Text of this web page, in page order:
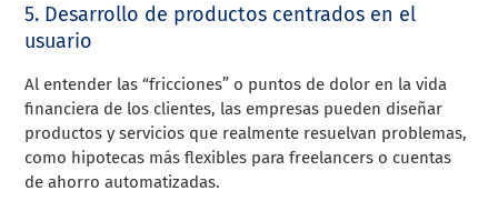
5. Desarrollo de productos centrados en el
usuario
Al entender las “fricciones” o puntos de dolor en la vida
financiera de los clientes, las empresas pueden diseñar
productos y servicios que realmente resuelvan problemas,
como hipotecas más flexibles para freelancers o cuentas
de ahorro automatizadas.